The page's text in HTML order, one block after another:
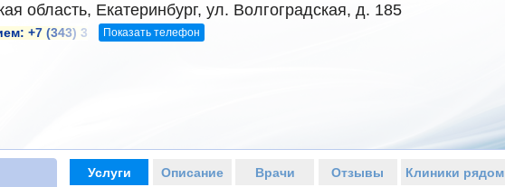
область, Екатеринбург, ул. Волгоградская, д. 185
+7 (343) 3 Показать телефон
Услуги Описание Врачи Отзывы Клиники рядом